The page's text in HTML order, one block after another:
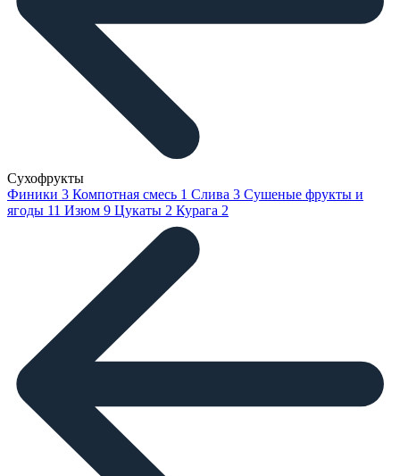
Сухофрукты
Финики 3 Компотная смесь 1 Слива 3 Сушеные фрукты и
ягоды 11 Изюм 9 Цукаты 2 Курага 2